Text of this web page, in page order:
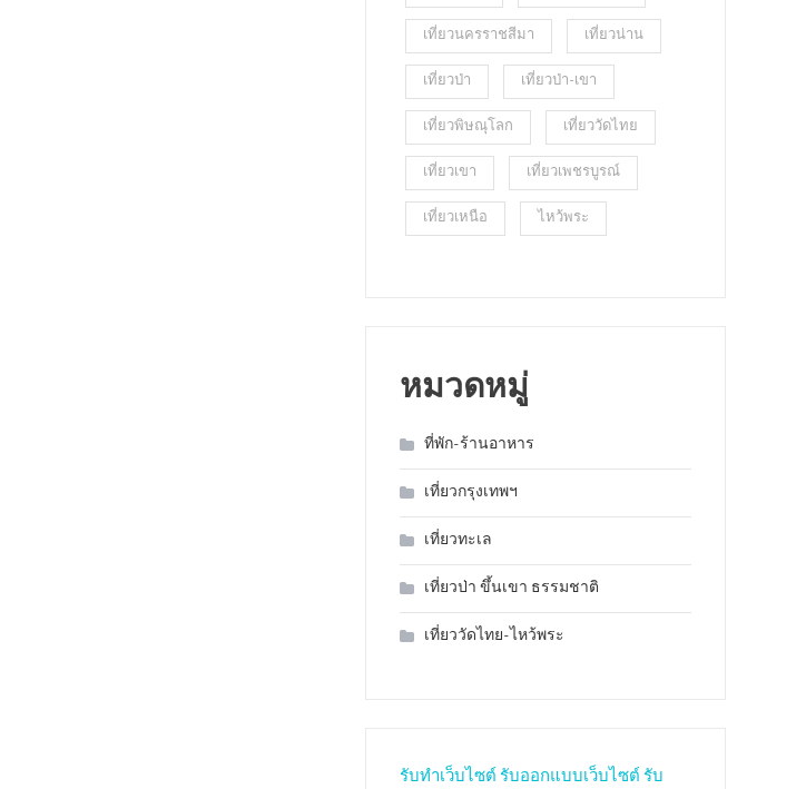
เที่ยวนครราชสีมา เที่ยวน่าน
เที่ยวป่า เที่ยวป่า-เขา
เที่ยวพิษณุโลก เที่ยววัดไทย
เที่ยวเขา เที่ยวเพชรบูรณ์
เที่ยวเหนือ ไหว้พระ
หมวดหมู่
ที่พัก-ร้านอาหาร
เที่ยวกรุงเทพฯ
เที่ยวทะเล
เที่ยวป่า ขึ้นเขา ธรรมชาติ
เที่ยววัดไทย-ไหว้พระ
รับทำเว็บไซต์ รับออกแบบเว็บไซต์ รับ